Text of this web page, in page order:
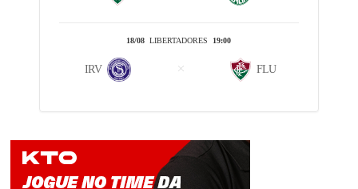
18/08 LIBERTADORES 19:00
IRV FLU